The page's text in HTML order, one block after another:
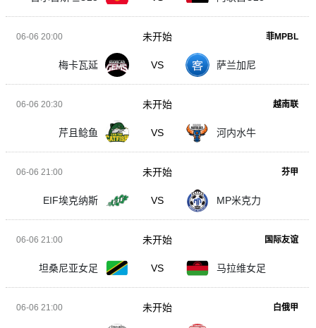
06-06 20:00 菲MPBL
梅卡瓦延 VS 萨兰加尼
未开始
06-06 20:30 越南联
芹且鲶鱼 VS 河内水牛
未开始
06-06 21:00 芬甲
EIF埃克纳斯 VS MP米克力
未开始
06-06 21:00 国际友谊
坦桑尼亚女足 VS 马拉维女足
未开始
06-06 21:00 白俄甲
未开始